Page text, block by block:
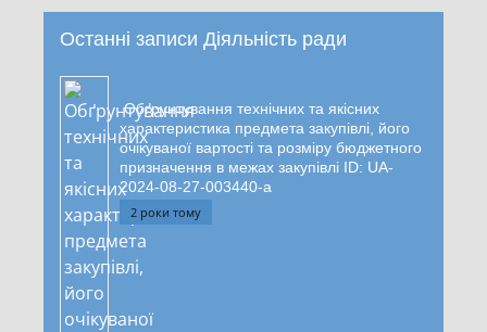
Останні записи Діяльність ради
Обґрунтування технічних та якісних
характеристика предмета закупівлі, його
очікуваної вартості та розміру бюджетного
призначення в межах закупівлі ID: UA-
2024-08-27-003440-a
2 роки тому